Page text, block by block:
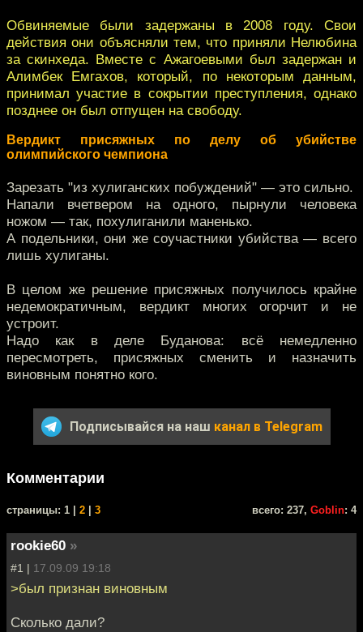
Обвиняемые были задержаны в 2008 году. Свои
действия они объясняли тем, что приняли Нелюбина
за скинхеда. Вместе с Ажагоевыми был задержан и
Алимбек Емгахов, который, по некоторым данным,
принимал участие в сокрытии преступления, однако
позднее он был отпущен на свободу.
Вердикт присяжных по делу об убийстве
олимпийского чемпиона
Зарезать "из хулиганских побуждений" — это сильно.
Напали вчетвером на одного, пырнули человека
ножом — так, похулиганили маненько.
А подельники, они же соучастники убийства — всего
лишь хулиганы.
В целом же решение присяжных получилось крайне
недемократичным, вердикт многих огорчит и не
устроит.
Надо как в деле Буданова: всё немедленно
пересмотреть, присяжных сменить и назначить
виновным понятно кого.
Подписывайся на наш канал в Telegram
Комментарии
cтраницы: 1 | 2 3 всего: 237, Goblin: 4
rookie60 »
#1 | 17.09.09 19:18
>был признан виновным
Сколько дали?